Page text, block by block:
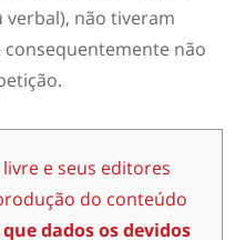
não tiveram
consequentemente não
e seus editores
do conteúdo
dados os devidos